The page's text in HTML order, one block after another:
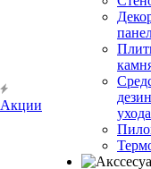
Акции
ухода